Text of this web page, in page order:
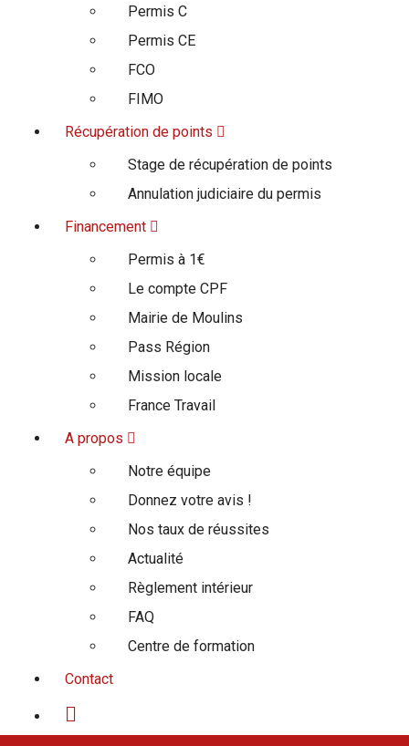
Permis C
Permis CE
FCO
FIMO
Récupération de points
Stage de récupération de points
Annulation judiciaire du permis
Financement
Permis à 1€
Le compte CPF
Mairie de Moulins
Pass Région
Mission locale
France Travail
A propos
Notre équipe
Donnez votre avis !
Nos taux de réussites
Actualité
Règlement intérieur
FAQ
Centre de formation
Contact